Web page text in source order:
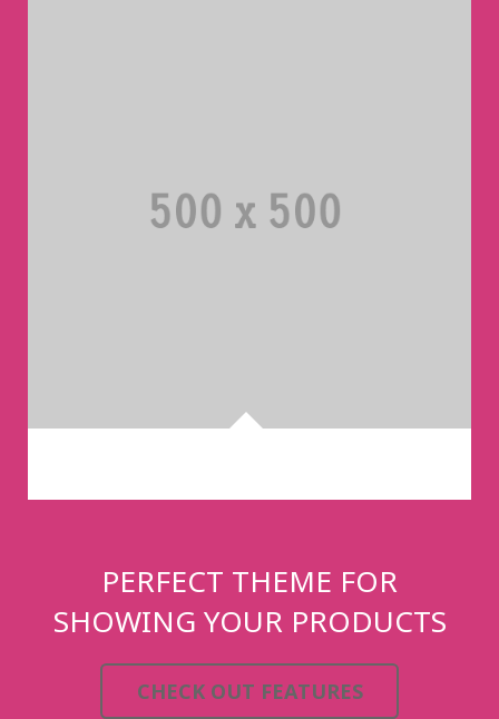
PERFECT THEME FOR
SHOWING YOUR PRODUCTS
CHECK OUT FEATURES